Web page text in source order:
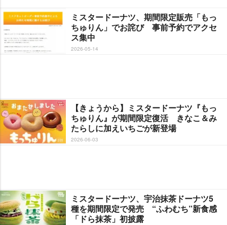
ミスタードーナツ、期間限定販売「もっ
ちゅりん」でお詫び 事前予約でアクセ
ス集中
2026-05-14
【きょうから】ミスタードーナツ『もっ
ちゅりん』が期間限定復活 きなこ＆み
たらしに加えいちごが新登場
2026-06-03
ミスタードーナツ、宇治抹茶ドーナツ5
種を期間限定で発売 “ふわむち”新食感
「ドら抹茶」初披露